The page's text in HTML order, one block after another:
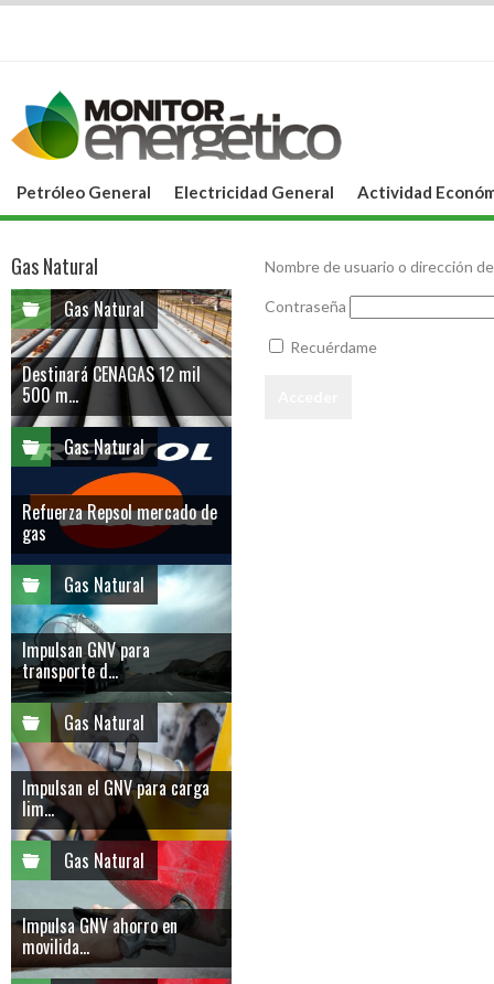
Petróleo General Electricidad General Actividad
Nombre de usuario o dirección
Contraseña
Recuérdame
Gas Natural
Gas Natural
Destinará CENAGAS 12 mil
500 m...
Gas Natural
Refuerza Repsol mercado de
gas
Gas Natural
Impulsan GNV para
transporte d...
Gas Natural
Impulsan el GNV para carga
lim...
Gas Natural
Impulsa GNV ahorro en
movilida...